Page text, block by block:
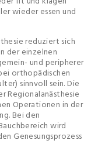
wieder essen und
reduziert sich
der einzelnen
und peripherer
orthopädischen
sinnvoll sein. Die
Regionalanästhesie
Operationen in der
Bei den
wird
Genesungsprozess